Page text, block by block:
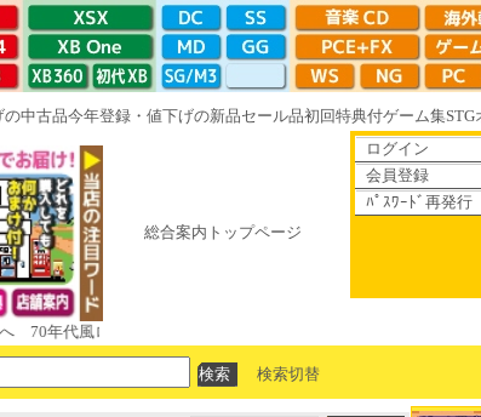
の中古品今年登録・値下げの新品セール品初回特典付ゲーム集STG
総合案内トップページ
ットアニメ ゲッP-X アレサCOLLECTION 1993-1995 ラ
ログイン
会員登録
ﾊﾟｽﾜｰﾄﾞ再発行
検索切替